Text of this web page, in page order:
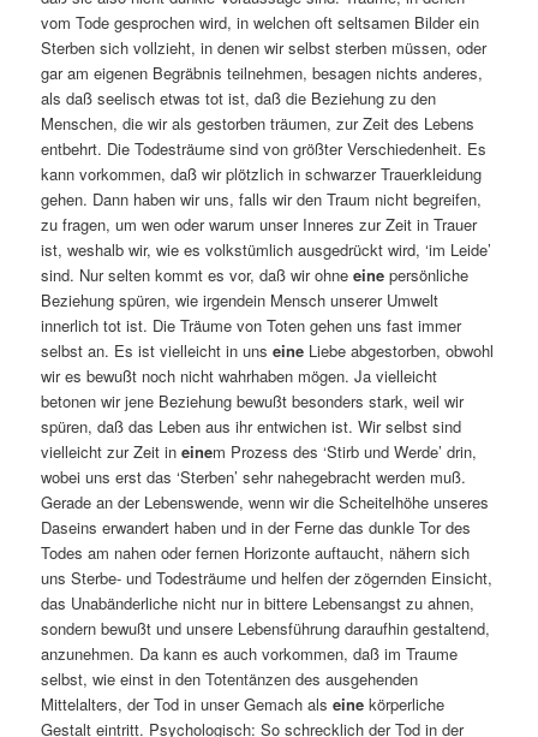
vom Tode gesprochen wird, in welchen oft seltsamen Bilder ein
Sterben sich vollzieht, in denen wir selbst sterben müssen, oder
gar am eigenen Begräbnis teilnehmen, besagen nichts anderes,
als daß seelisch etwas tot ist, daß die Beziehung zu den
Menschen, die wir als gestorben träumen, zur Zeit des Lebens
entbehrt. Die Todesträume sind von größter Verschiedenheit. Es
kann vorkommen, daß wir plötzlich in schwarzer Trauerkleidung
gehen. Dann haben wir uns, falls wir den Traum nicht begreifen,
zu fragen, um wen oder warum unser Inneres zur Zeit in Trauer
ist, weshalb wir, wie es volkstümlich ausgedrückt wird, ‘im Leide’
sind. Nur selten kommt es vor, daß wir ohneeine persönliche
Beziehung spüren, wie irgendein Mensch unserer Umwelt
innerlich tot ist. Die Träume von Toten gehen uns fast immer
selbst an. Es ist vielleicht in unseine Liebe abgestorben, obwohl
wir es bewußt noch nicht wahrhaben mögen. Ja vielleicht
betonen wir jene Beziehung bewußt besonders stark, weil wir
spüren, daß das Leben aus ihr entwichen ist. Wir selbst sind
vielleicht zur Zeit ineinem Prozess des ‘Stirb und Werde’ drin,
wobei uns erst das ‘Sterben’ sehr nahegebracht werden muß.
Gerade an der Lebenswende, wenn wir die Scheitelhöhe unseres
Daseins erwandert haben und in der Ferne das dunkle Tor des
Todes am nahen oder fernen Horizonte auftaucht, nähern sich
uns Sterbe- und Todesträume und helfen der zögernden Einsicht,
das Unabänderliche nicht nur in bittere Lebensangst zu ahnen,
sondern bewußt und unsere Lebensführung daraufhin gestaltend,
anzunehmen. Da kann es auch vorkommen, daß im Traume
selbst, wie einst in den Totentänzen des ausgehenden
Mittelalters, der Tod in unser Gemach alseine körperliche
Gestalt eintritt. Psychologisch: So schrecklich der Tod in der